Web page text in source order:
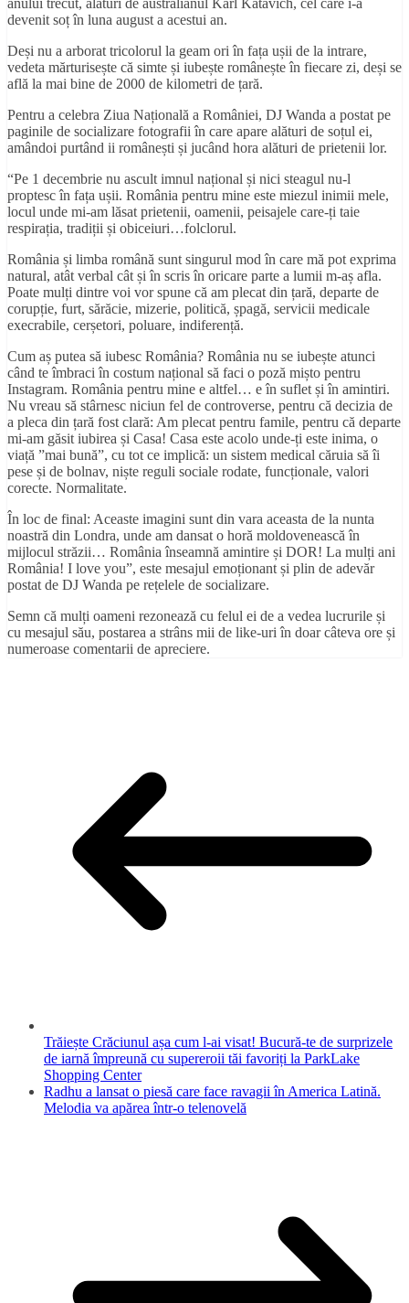
devenit soț în luna august a acestui an.
Deși nu a arborat tricolorul la geam ori în fața ușii de la intrare,
vedeta mărturisește că simte și iubește românește în fiecare zi, deși se
află la mai bine de 2000 de kilometri de țară.
Pentru a celebra Ziua Națională a României, DJ Wanda a postat pe
paginile de socializare fotografii în care apare alături de soțul ei,
amândoi purtând ii românești și jucând hora alături de prietenii lor.
“Pe 1 decembrie nu ascult imnul național și nici steagul nu-l
proptesc în fața ușii. România pentru mine este miezul inimii mele,
locul unde mi-am lăsat prietenii, oamenii, peisajele care-ți taie
respirația, tradiții și obiceiuri…folclorul.
România și limba română sunt singurul mod în care mă pot exprima
natural, atât verbal cât și în scris în oricare parte a lumii m-aș afla.
Poate mulți dintre voi vor spune că am plecat din țară, departe de
corupție, furt, sărăcie, mizerie, politică, șpagă, servicii medicale
execrabile, cerșetori, poluare, indiferență.
Cum aș putea să iubesc România? România nu se iubește atunci
când te îmbraci în costum național să faci o poză mișto pentru
Instagram. România pentru mine e altfel… e în suflet și în amintiri.
Nu vreau să stârnesc niciun fel de controverse, pentru că decizia de
a pleca din țară fost clară: Am plecat pentru famile, pentru că departe
mi-am găsit iubirea și Casa! Casa este acolo unde-ți este inima, o
viață ”mai bună”, cu tot ce implică: un sistem medical căruia să îi
pese și de bolnav, niște reguli sociale rodate, funcționale, valori
corecte. Normalitate.
În loc de final: Aceaste imagini sunt din vara aceasta de la nunta
noastră din Londra, unde am dansat o horă moldovenească în
mijlocul străzii… România înseamnă amintire și DOR! La mulți ani
România! I love you”, este mesajul emoționant și plin de adevăr
postat de DJ Wanda pe rețelele de socializare.
Semn că mulți oameni rezonează cu felul ei de a vedea lucrurile și
cu mesajul său, postarea a strâns mii de like-uri în doar câteva ore și
numeroase comentarii de apreciere.
Trăiește Crăciunul așa cum l-ai visat! Bucură-te de surprizele
de iarnă împreună cu supereroii tăi favoriți la ParkLake
Shopping Center
Radhu a lansat o piesă care face ravagii în America Latină.
Melodia va apărea într-o telenovelă